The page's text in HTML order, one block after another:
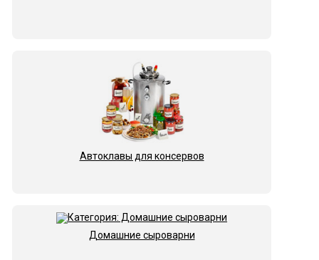
Автоклавы для консервов
Домашние сыроварни